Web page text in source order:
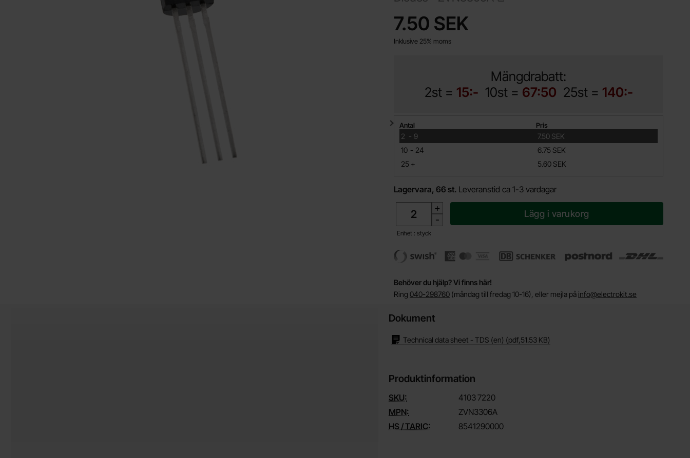
pris
7.50 SEK
Inklusive 25% moms
Mängdrabatt:
2st = 15:- 10st = 67:50 25st = 140:-
Mängdrabatt
Antal Pris
2 -
till 9
7.50 SEK
10 -
till 24
6.75 SEK
25 +
till 5.60 SEK
Lagervara, 66 st. Leveranstid ca 1-3 vardagar
+
-
Enhet : styck
Lägg i varukorg
Behöver du hjälp? Vi finns här!
Ring 040-298760 (måndag till fredag 10-16), eller mejla på info@electrokit.se
Dokument
Technical data sheet - TDS (en) (pdf, 51.53 KB)
Produktinformation
SKU: 4103 7220
MPN:
ZVN3306A
HS / TARIC:
8541290000